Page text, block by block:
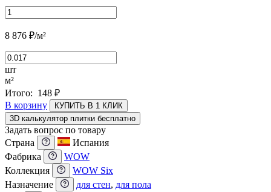
8 876 ₽/м²
шт
м²
Итого: 148 ₽
В корзину
КУПИТЬ В 1 КЛИК
3D калькулятор плитки бесплатно
Задать вопрос по товару
Страна
Испания
Фабрика
WOW
Коллекция
WOW Six
Назначение
для стен, для пола